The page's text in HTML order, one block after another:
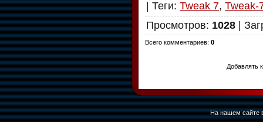
| Теги: Tweak 7, Tweak-
Просмотров: 1028 |
Всего комментариев: 0
Добавлять
На нашем сайте